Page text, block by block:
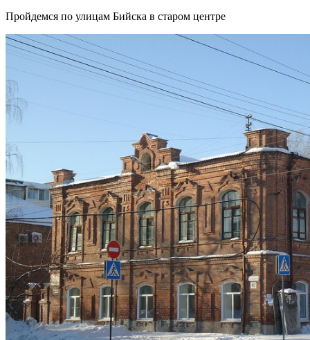
Пройдемся по улицам Бийска в старом центре